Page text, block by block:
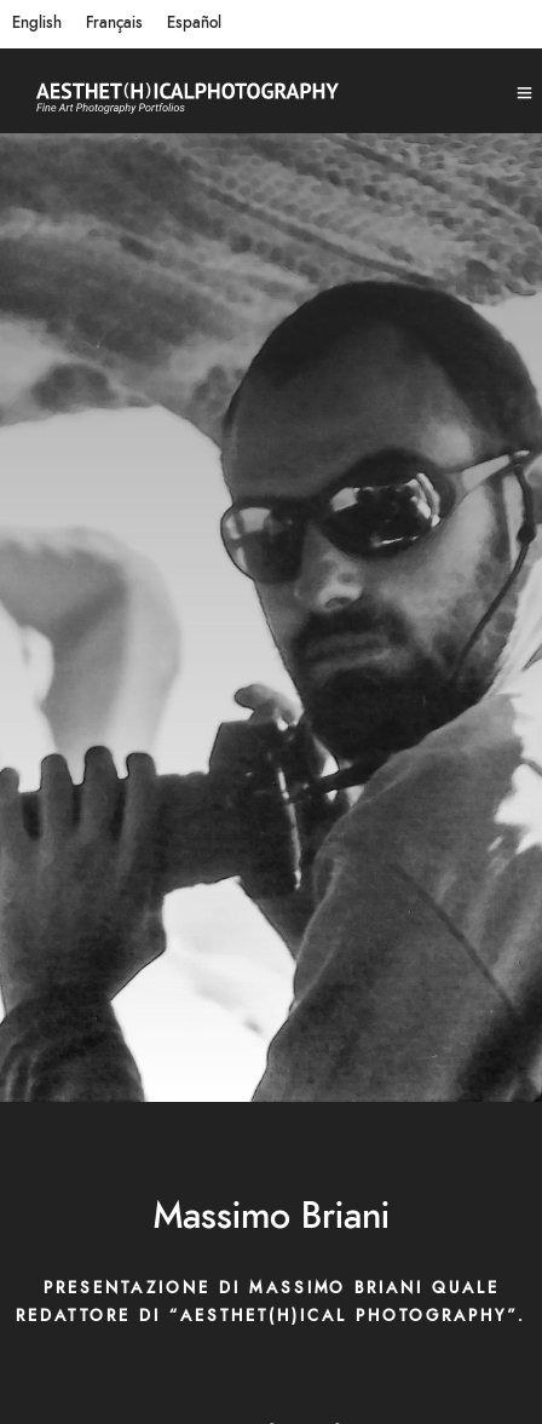
English Français Español
Massimo Briani
PRESENTAZIONE DI MASSIMO BRIANI QUALE
REDATTORE DI “AESTHET(H)ICAL PHOTOGRAPHY”.